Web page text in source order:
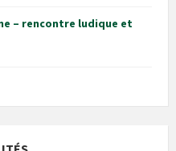
– rencontre ludique et